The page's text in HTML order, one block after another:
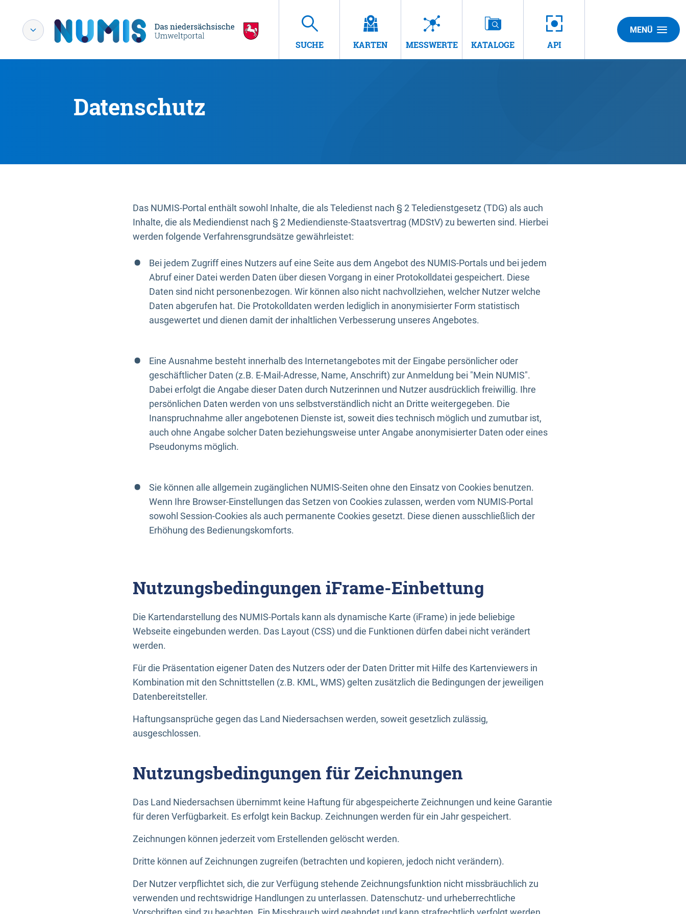
SUCHE KARTEN MESSWERTE KATALOGE API
MENÜ
Datenschutz
Das NUMIS-Portal enthält sowohl Inhalte, die als Teledienst nach § 2 Teledienstgesetz (TDG) als auch
Inhalte, die als Mediendienst nach § 2 Mediendienste-Staatsvertrag (MDStV) zu bewerten sind. Hierbei
werden folgende Verfahrensgrundsätze gewährleistet:
Bei jedem Zugriff eines Nutzers auf eine Seite aus dem Angebot des NUMIS-Portals und bei jedem
Abruf einer Datei werden Daten über diesen Vorgang in einer Protokolldatei gespeichert. Diese
Daten sind nicht personenbezogen. Wir können also nicht nachvollziehen, welcher Nutzer welche
Daten abgerufen hat. Die Protokolldaten werden lediglich in anonymisierter Form statistisch
ausgewertet und dienen damit der inhaltlichen Verbesserung unseres Angebotes.
Eine Ausnahme besteht innerhalb des Internetangebotes mit der Eingabe persönlicher oder
geschäftlicher Daten (z.B. E-Mail-Adresse, Name, Anschrift) zur Anmeldung bei "Mein NUMIS".
Dabei erfolgt die Angabe dieser Daten durch Nutzerinnen und Nutzer ausdrücklich freiwillig. Ihre
persönlichen Daten werden von uns selbstverständlich nicht an Dritte weitergegeben. Die
Inanspruchnahme aller angebotenen Dienste ist, soweit dies technisch möglich und zumutbar ist,
auch ohne Angabe solcher Daten beziehungsweise unter Angabe anonymisierter Daten oder eines
Pseudonyms möglich.
Sie können alle allgemein zugänglichen NUMIS-Seiten ohne den Einsatz von Cookies benutzen.
Wenn Ihre Browser-Einstellungen das Setzen von Cookies zulassen, werden vom NUMIS-Portal
sowohl Session-Cookies als auch permanente Cookies gesetzt. Diese dienen ausschließlich der
Erhöhung des Bedienungskomforts.
Nutzungsbedingungen iFrame-Einbettung
Die Kartendarstellung des NUMIS-Portals kann als dynamische Karte (iFrame) in jede beliebige
Webseite eingebunden werden. Das Layout (CSS) und die Funktionen dürfen dabei nicht verändert
werden.
Für die Präsentation eigener Daten des Nutzers oder der Daten Dritter mit Hilfe des Kartenviewers in
Kombination mit den Schnittstellen (z.B. KML, WMS) gelten zusätzlich die Bedingungen der jeweiligen
Datenbereitsteller.
Haftungsansprüche gegen das Land Niedersachsen werden, soweit gesetzlich zulässig,
ausgeschlossen.
Nutzungsbedingungen für Zeichnungen
Das Land Niedersachsen übernimmt keine Haftung für abgespeicherte Zeichnungen und keine Garantie
für deren Verfügbarkeit. Es erfolgt kein Backup. Zeichnungen werden für ein Jahr gespeichert.
Zeichnungen können jederzeit vom Erstellenden gelöscht werden.
Dritte können auf Zeichnungen zugreifen (betrachten und kopieren, jedoch nicht verändern).
Der Nutzer verpflichtet sich, die zur Verfügung stehende Zeichnungsfunktion nicht missbräuchlich zu
verwenden und rechtswidrige Handlungen zu unterlassen. Datenschutz- und urheberrechtliche